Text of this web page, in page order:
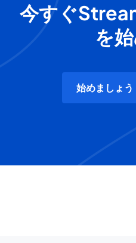
今すぐ
を
始めましょう